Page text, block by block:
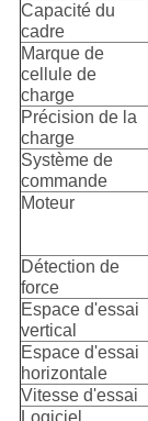
Capacité du
cadre
Marque de
cellule de
charge
Précision de la
charge
Système de
commande
Moteur
Détection de
force
Espace d'essai
vertical
Espace d'essai
horizontale
Vitesse d'essai